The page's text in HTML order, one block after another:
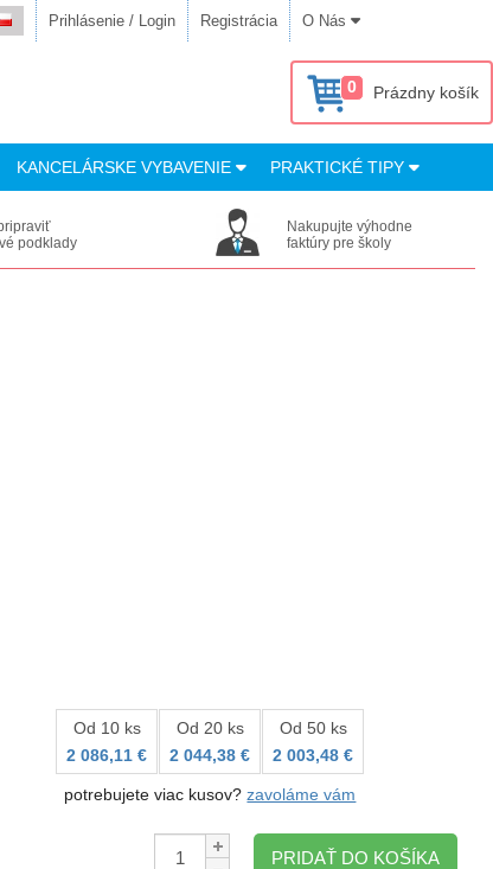
Prihlásenie / Login Registrácia O Nás
0 Prázdny košík
KANCELÁRSKE VYBAVENIE PRAKTICKÉ TIPY
podklady
Nakupujte výhodne
faktúry pre školy
Od 10 ks
2 086,11 €
Od 20 ks
2 044,38 €
Od 50 ks
2 003,48 €
potrebujete viac kusov?zavoláme vám
Množstvo:
PRIDAŤ DO KOŠÍKA